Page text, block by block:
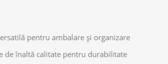
pentru ambalare și organizare
de înaltă calitate pentru durabilitate